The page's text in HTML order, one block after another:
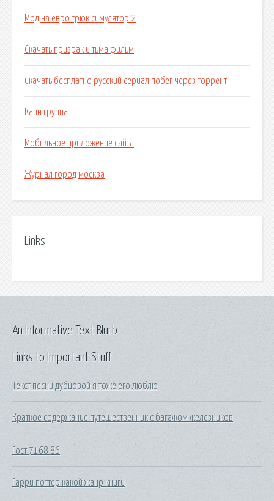
Мод на евро трюк симулятор 2
Скачать призрак и тьма фильм
Скачать бесплатно русский сериал побег через торрент
Каин группа
Мобильное приложение сайта
Журнал город москва
Links
Links to Important Stuff
Текст песни дубцовой я тоже его люблю
Краткое содержание путешественник с багажом железников
Гост 7168 86
Гарри поттер какой жанр книги
An Informative Text Blurb